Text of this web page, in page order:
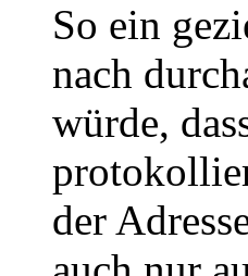
So ein
nach
würde,
der